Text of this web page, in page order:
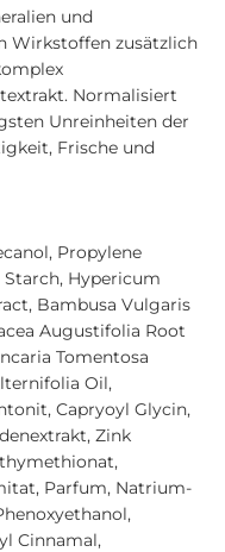
und
Wirkstoffen zusätzlich
Normalisiert
Unreinheiten der
Frische und
Propylene
Starch, Hypericum
Bambusa Vulgaris
Augustifolia Root
Tomentosa
Oil,
Capryoyl Glycin,
Zink
Parfum, Natrium-
Cinnamal,